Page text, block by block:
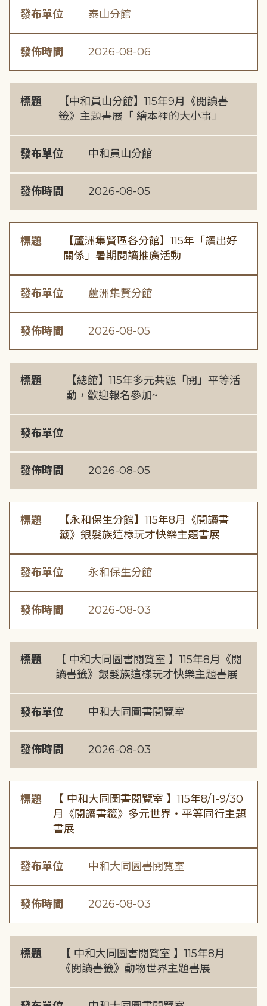
發布單位 泰山分館
發佈時間 2026-08-06
標題
【中和員山分館】115年9月《閱讀書
籤》主題書展「 繪本裡的大小事」
發布單位 中和員山分館
發佈時間 2026-08-05
標題
【蘆洲集賢區各分館】115年「讀出好
關係」暑期閱讀推廣活動
發布單位 蘆洲集賢分館
發佈時間 2026-08-05
標題
【總館】115年多元共融「閱」平等活
動，歡迎報名參加~
發布單位
發佈時間 2026-08-05
標題
【永和保生分館】115年8月《閱讀書
籤》銀髮族這樣玩才快樂主題書展
發布單位 永和保生分館
發佈時間 2026-08-03
標題
【 中和大同圖書閱覽室 】115年8月《閱
讀書籤》銀髮族這樣玩才快樂主題書展
發布單位 中和大同圖書閱覽室
發佈時間 2026-08-03
標題
【 中和大同圖書閱覽室 】115年8/1-9/30
月《閱讀書籤》多元世界・平等同行主題
書展
發布單位 中和大同圖書閱覽室
發佈時間 2026-08-03
標題
【 中和大同圖書閱覽室 】115年8月
《閱讀書籤》動物世界主題書展